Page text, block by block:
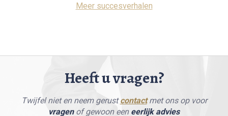
Meer succesverhalen
Heeft u vragen?
Twijfel niet en neem gerustcontactmet ons op voor
vragenof gewoon een eerlijk advies